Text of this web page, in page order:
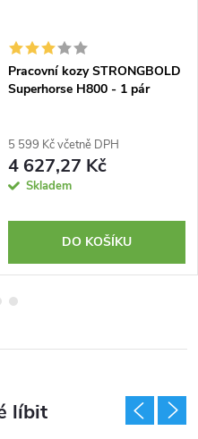
Pracovní kozy STRONGBOLD
Superhorse H800 - 1 pár
5 599 Kč včetně DPH
4 627,27 Kč
Skladem
DO KOŠÍKU